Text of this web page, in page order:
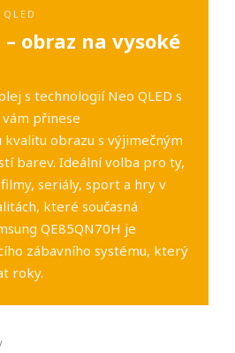
– obraz na vysoké
s technologií Neo QLED s
přinese
obrazu s výjimečným
barev. Ideální volba pro ty,
seriály, sport a hry v
které současná
QE85QN70H je
zábavního systému, který
roky.